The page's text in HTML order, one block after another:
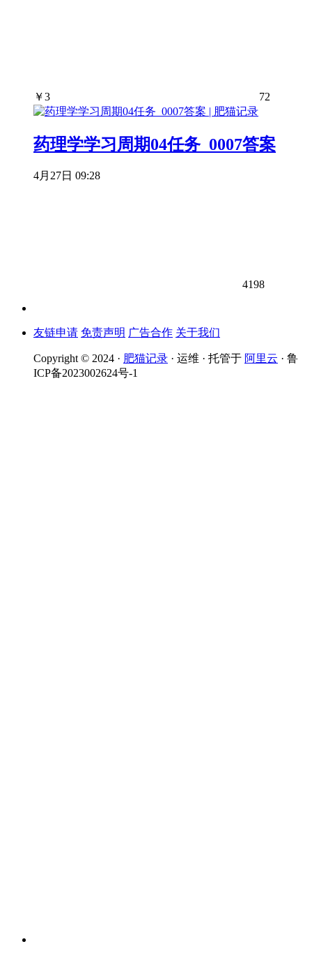
￥3 72
药理学学习周期04任务_0007答案
4月27日 09:28
4198
友链申请 免责声明 广告合作 关于我们
Copyright © 2024 · 肥猫记录 · 运维 · 托管于 阿里云 · 鲁
ICP备2023002624号-1